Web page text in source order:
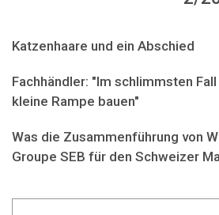
Katzenhaare und ein Abschied
Fachhändler: "Im schlimmsten
kleine Rampe bauen"
Was die Zusammenführung von
Groupe SEB für den Schweizer